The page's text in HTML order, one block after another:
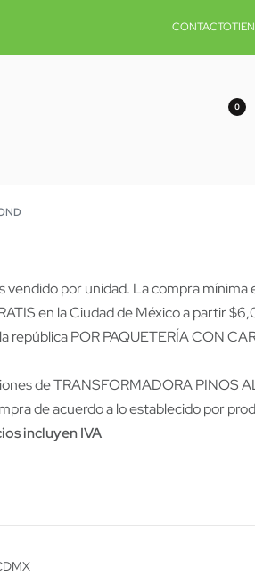
CONTACTO
0
vendido por unidad. La compra mínima
en la Ciudad de México a partir
república POR PAQUETERÍA CON
de TRANSFORMADORA PINOS
de acuerdo a lo establecido por
incluyen IVA